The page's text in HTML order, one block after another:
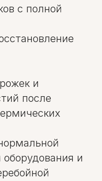
с полной
и
после
оборудования и